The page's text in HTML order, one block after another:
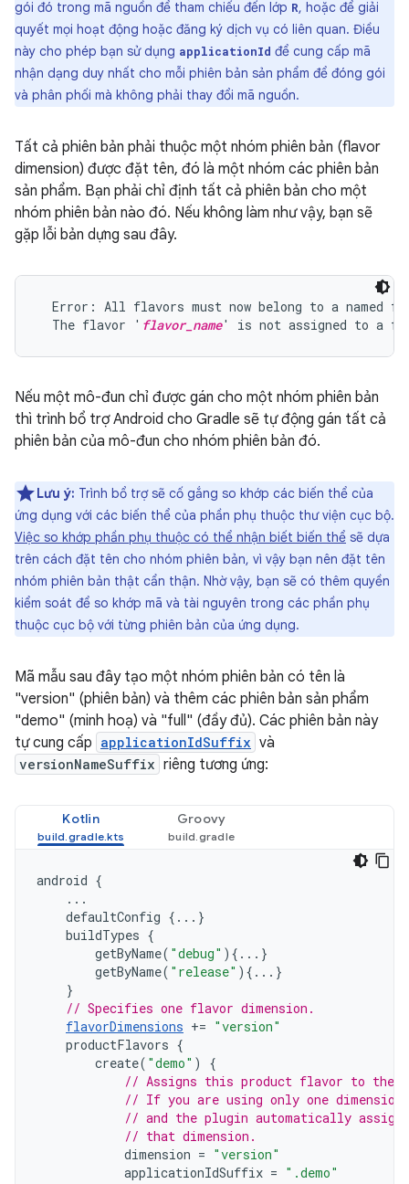
gói đó trong mã nguồn để tham chiếu đến lớp R, hoặc để giải
quyết mọi hoạt động hoặc đăng ký dịch vụ có liên quan. Điều
này cho phép bạn sử dụng applicationId để cung cấp mã
nhận dạng duy nhất cho mỗi phiên bản sản phẩm để đóng gói
và phân phối mà không phải thay đổi mã nguồn.
Tất cả phiên bản phải thuộc một nhóm phiên bản (flavor
dimension) được đặt tên, đó là một nhóm các phiên bản
sản phẩm. Bạn phải chỉ định tất cả phiên bản cho một
nhóm phiên bản nào đó. Nếu không làm như vậy, bạn sẽ
gặp lỗi bản dựng sau đây.
Error: All flavors must now belong to a named
  The flavor '
flavor_name
Nếu một mô-đun chỉ được gán cho một nhóm phiên bản
thì trình bổ trợ Android cho Gradle sẽ tự động gán tất cả
phiên bản của mô-đun cho nhóm phiên bản đó.
Lưu ý: Trình bổ trợ sẽ cố gắng so khớp các biến thể của
ứng dụng với các biến thể của phần phụ thuộc thư viện cục bộ.
Việc so khớp phần phụ thuộc có thể nhận biết biến thể sẽ dựa
trên cách đặt tên cho nhóm phiên bản, vì vậy bạn nên đặt tên
nhóm phiên bản thật cẩn thận. Nhờ vậy, bạn sẽ có thêm quyền
kiểm soát để so khớp mã và tài nguyên trong các phần phụ
thuộc cục bộ với từng phiên bản của ứng dụng.
Mã mẫu sau đây tạo một nhóm phiên bản có tên là
"version" (phiên bản) và thêm các phiên bản sản phẩm
"demo" (minh hoạ) và "full" (đầy đủ). Các phiên bản này
tự cung cấp applicationIdSuffix và
versionNameSuffix riêng tương ứng:
Kotlin Groovy
android {
...
defaultConfig {...}
buildTypes {
getByName( "debug" ){...}
getByName( "release" ){...}
}
// Specifies one flavor dimension.
flavorDimensions += "version"
productFlavors {
create( "demo" )
{
// Assigns this product flavor to the
// If you are using only one
// and the plugin automatically
// that dimension.
dimension = "version"
applicationIdSuffix = ".demo"